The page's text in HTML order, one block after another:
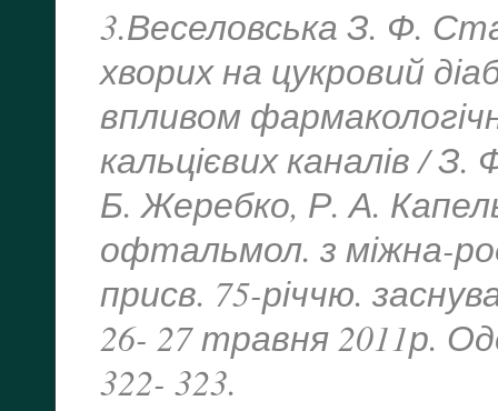
3.Веселовська З. Ф.
хворих на цукровий
впливом
кальцієвих каналів /
Б. Жеребко, Р. А.
офтальмол. з міжна-
присв. 75-річчю.
26- 27 травня 2011р.
322- 323.